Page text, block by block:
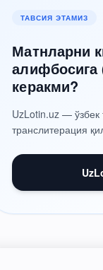
ТАВСИЯ ЭТАМИЗ
Матнларни
алифбосига
керакми?
UzLotin.uz — ўзбек
транслитерация